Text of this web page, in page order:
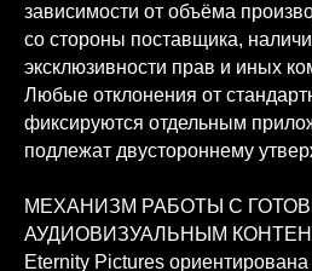
зависимости от объёма
со стороны поставщика,
эксклюзивности прав и иных
Любые отклонения от
фиксируются отдельным
подлежат двустороннему
МЕХАНИЗМ РАБОТЫ С
АУДИОВИЗУАЛЬНЫМ
Eternity Pictures